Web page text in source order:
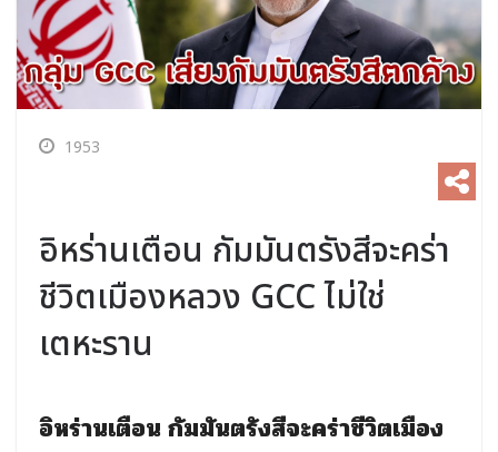
1953
อิหร่านเตือน กัมมันตรังสีจะคร่า
ชีวิตเมืองหลวง GCC ไม่ใช่
เตหะราน
อิหร่านเตือน กัมมันตรังสีจะคร่าชีวิตเมือง